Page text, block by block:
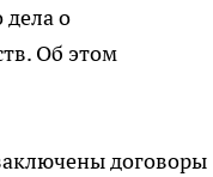
дела о
Об этом
договоры